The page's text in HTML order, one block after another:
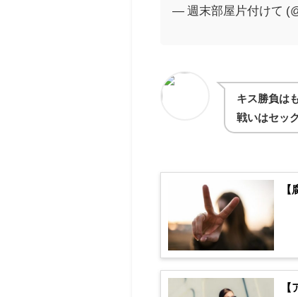
— 週末部屋片付けて
キス勝負は
戦いはセッ